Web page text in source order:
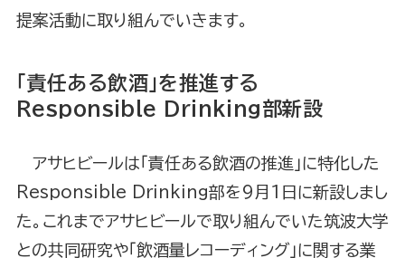
提案活動に取り組んでいきます。
「責任ある飲酒」を推進する
Responsible Drinking部新設
アサヒビールは「責任ある飲酒の推進」に特化した
Responsible Drinking部を9月1日に新設しまし
た。これまでアサヒビールで取り組んでいた筑波大学
との共同研究や「飲酒量レコーディング」に関する業